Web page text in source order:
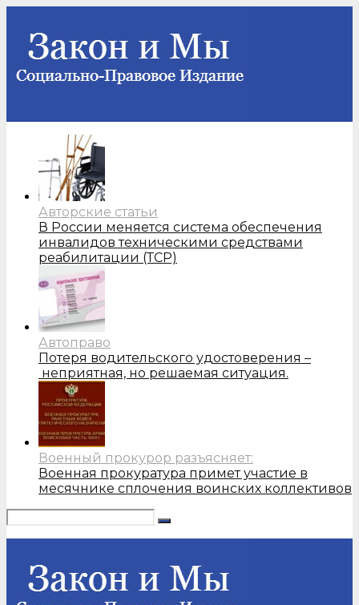
Авторские статьи
В России меняется система обеспечения
инвалидов техническими средствами
реабилитации (ТСР)
Автоправо
Потеря водительского удостоверения –
неприятная, но решаемая ситуация.
Военный прокурор разъясняет:
Военная прокуратура примет участие в
месячнике сплочения воинских коллективов